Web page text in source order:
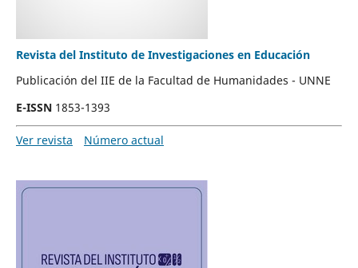
Revista del Instituto de Investigaciones en Educación
Publicación del IIE de la Facultad de Humanidades - UNNE
E-ISSN1853-1393
Ver revista Número actual